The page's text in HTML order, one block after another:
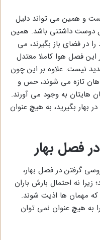
و همین می تواند دلیل
دوست داشتنی باشد. همین
در فضای باز بگیرند، می
این فصل هوا کاملا معتدل
نیست. علاوه بر این چون
تازه می شوند، حس و
هایتان به وجود می آورند.
بهار بگیرید، به هیچ عنوان
فصل بهار
گرفتن در فصل بهار،
نه احتمال بارش باران
مهمان ها اذیت شوند.
به هیچ عنوان نمی توان